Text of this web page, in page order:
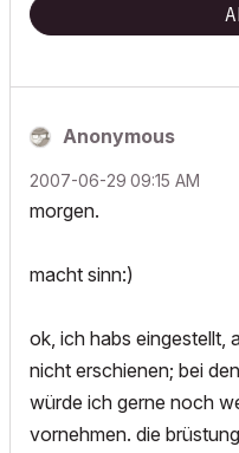
Anonymous
‎2007-06-29 09:15 AM
morgen.
macht sinn:)
ok, ich habs eingestellt,
nicht erschienen; bei
würde ich gerne noch
vornehmen. die